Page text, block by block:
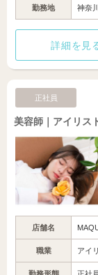
勤務地 神奈
詳細を見
正社員
美容師｜アイリス
店舗名
職業 アイ